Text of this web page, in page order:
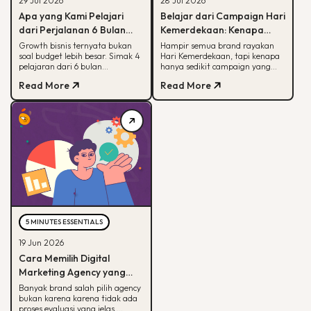
Apa yang Kami Pelajari
dari Perjalanan 6 Bulan
Membantu Sebuah Brand
Outdoor Bertumbuh
Growth bisnis ternyata bukan
soal budget lebih besar. Simak 4
pelajaran dari 6 bulan
memahami peran tiap channel
marketing
Read More
Belajar dari Campaign Hari
Kemerdekaan: Kenapa
Hanya Sedikit yang Benar-
Benar Diingat?
Hampir semua brand rayakan
Hari Kemerdekaan, tapi kenapa
hanya sedikit campaign yang
untuk bikin campaign yang
bermakna.
Read More
5 MINUTES ESSENTIALS
19 Jun 2026
Cara Memilih Digital
Marketing Agency yang
Tepat untuk Bisnis Kamu
Banyak brand salah pilih agency
bukan karena karena tidak ada
proses evaluasi yang jelas.